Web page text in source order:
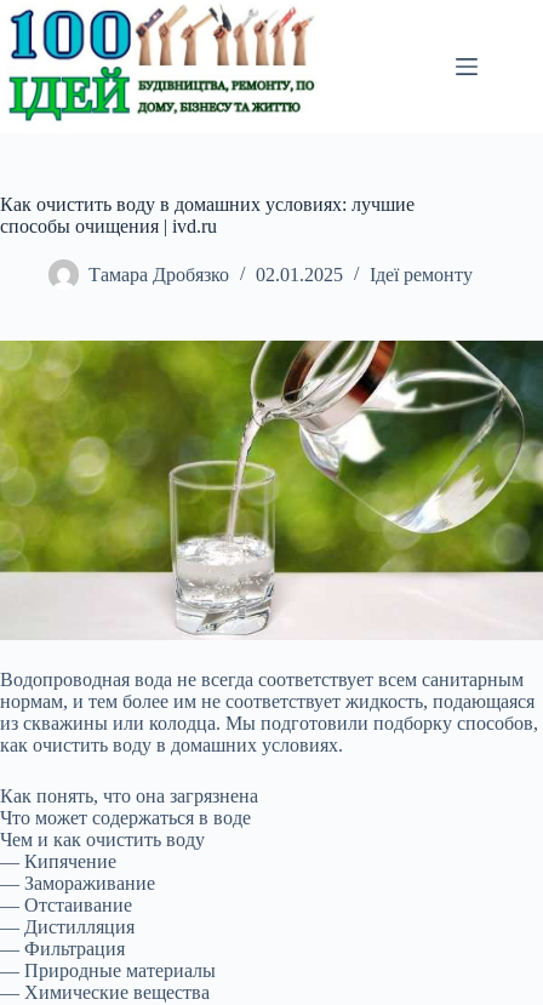
Перейти
до
вмісту
Как очистить воду в домашних условиях: лучшие
способы очищения | ivd.ru
Тамара Дробязко 02.01.2025 Ідеї ремонту
Водопроводная вода не всегда соответствует всем санитарным
нормам, и тем более им не соответствует жидкость, подающаяся
из скважины или колодца. Мы подготовили подборку способов,
как очистить воду в домашних условиях.
Как понять, что она загрязнена
Что может содержаться в воде
Чем и как очистить воду
— Кипячение
— Замораживание
— Отстаивание
— Дистилляция
— Фильтрация
— Природные материалы
— Химические вещества